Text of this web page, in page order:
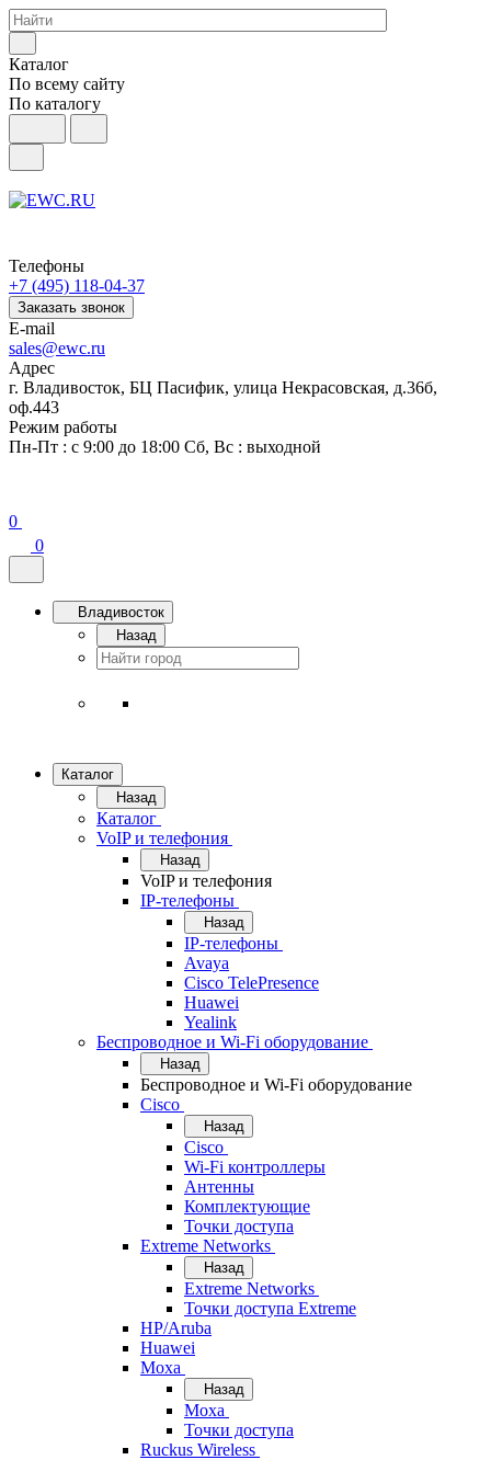
Каталог
По всему сайту
По каталогу
Телефоны
+7 (495) 118-04-37
Заказать звонок
E-mail
sales@ewc.ru
Адрес
г. Владивосток, БЦ Пасифик, улица Некрасовская, д.36б,
оф.443
Режим работы
Пн-Пт : с 9:00 до 18:00 Сб, Вс : выходной
0
0
Владивосток
Назад
Каталог
Назад
Каталог
VoIP и телефония
Назад
VoIP и телефония
IP-телефоны
Назад
IP-телефоны
Avaya
Cisco TelePresence
Huawei
Yealink
Беспроводное и Wi-Fi оборудование
Назад
Беспроводное и Wi-Fi оборудование
Cisco
Назад
Cisco
Wi-Fi контроллеры
Антенны
Комплектующие
Точки доступа
Extreme Networks
Назад
Extreme Networks
Точки доступа Extreme
HP/Aruba
Huawei
Moxa
Назад
Moxa
Точки доступа
Ruckus Wireless